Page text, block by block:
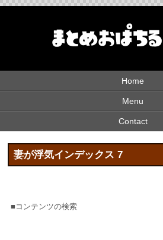
Home
Menu
Contact
妻が浮気インデックス 7
■コンテンツの検索